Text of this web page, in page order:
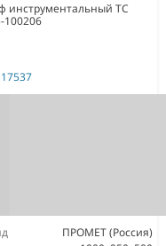
инструментальный ТС
100206
17537
ПРОМЕТ (Россия)